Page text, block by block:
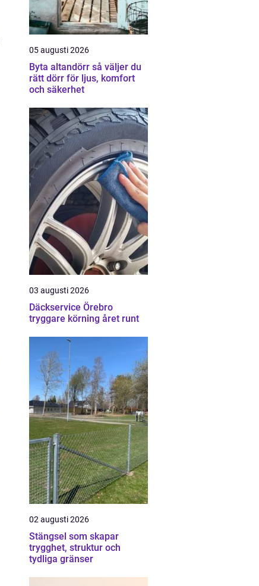
05 augusti 2026
Byta altandörr så väljer du
rätt dörr för ljus, komfort
och säkerhet
03 augusti 2026
Däckservice Örebro
tryggare körning året runt
02 augusti 2026
Stängsel som skapar
trygghet, struktur och
tydliga gränser